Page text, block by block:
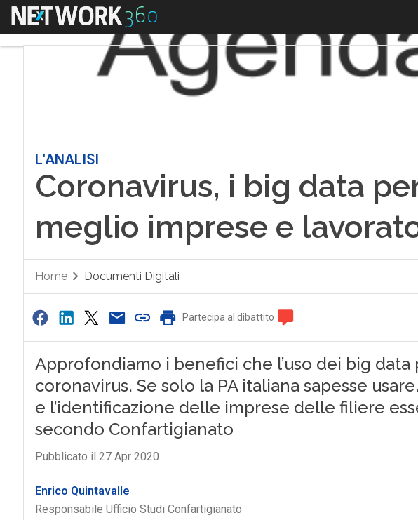
Menu
L'ANALISI
Coronavirus, i big data
meglio imprese e
Home Documenti Digitali
Partecipa al dibattito
Approfondiamo i benefici che l’uso dei big
coronavirus. Se solo la PA italiana sapesse
e l’identificazione delle imprese delle filiere
secondo Confartigianato
Pubblicato il 27 Apr 2020
Enrico Quintavalle
Responsabile Ufficio Studi Confartigianato